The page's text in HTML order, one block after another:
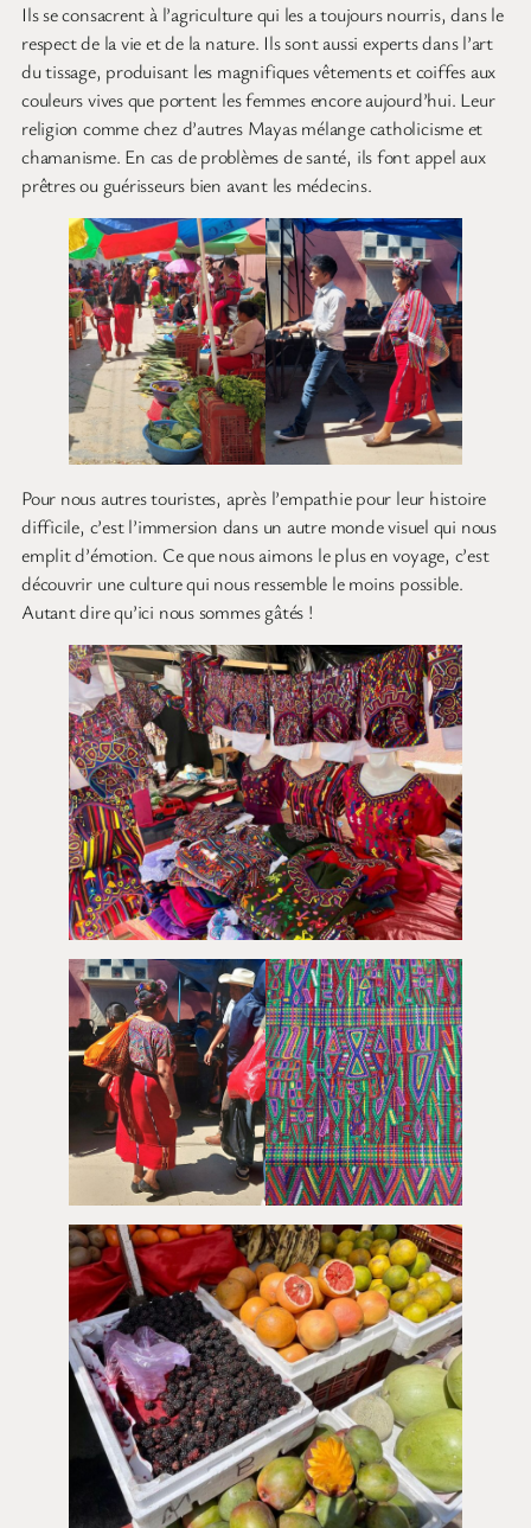
Ils se consacrent à l’agriculture qui les a toujours nourris, dans le
respect de la vie et de la nature. Ils sont aussi experts dans l’art
du tissage, produisant les magnifiques vêtements et coiffes aux
couleurs vives que portent les femmes encore aujourd’hui. Leur
religion comme chez d’autres Mayas mélange catholicisme et
chamanisme. En cas de problèmes de santé, ils font appel aux
prêtres ou guérisseurs bien avant les médecins.
Pour nous autres touristes, après l’empathie pour leur histoire
difficile, c’est l’immersion dans un autre monde visuel qui nous
emplit d’émotion. Ce que nous aimons le plus en voyage, c’est
découvrir une culture qui nous ressemble le moins possible.
Autant dire qu’ici nous sommes gâtés !